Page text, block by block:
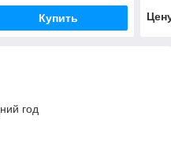
Купить
год